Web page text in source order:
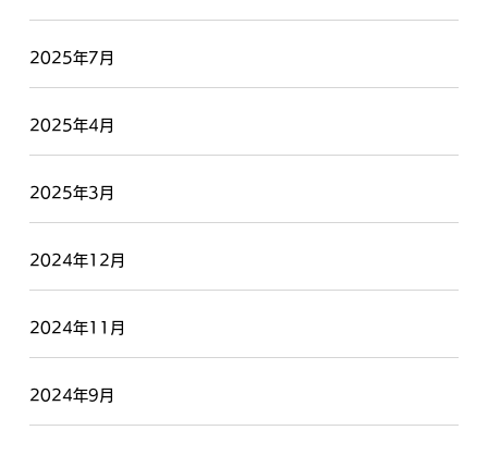
2025年7月
2025年4月
2025年3月
2024年12月
2024年11月
2024年9月